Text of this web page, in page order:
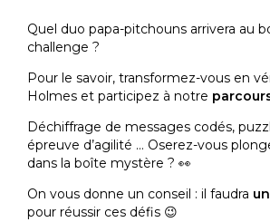
Quel duo papa-pitchouns arrivera au
challenge ?
Pour le savoir, transformez-vous en
Holmes et participez à notre
Déchiffrage de messages codés,
épreuve d’agilité … Oserez-vous
dans la boîte mystère ? 👀
On vous donne un conseil : il faudra
pour réussir ces défis 😉